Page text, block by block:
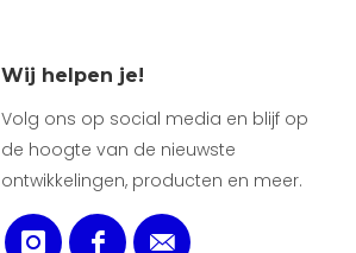
Wij helpen je!
Volg ons op social media en blijf op
de hoogte van de nieuwste
ontwikkelingen, producten en meer.